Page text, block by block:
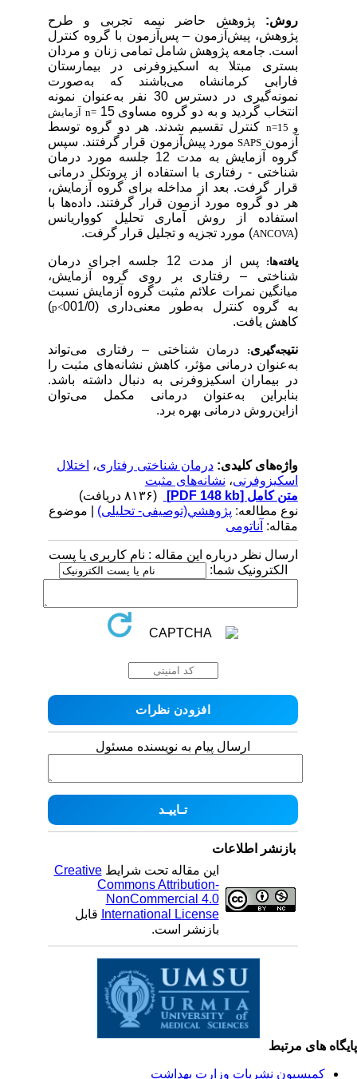
روش:
پژوهش حاضر نیمه تجربی و طرح
پژوهش، پیش‌آزمون – پس‌آزمون با گروه کنترل
است. جامعه پژوهش شامل تمامی زنان و مردان
بستری مبتلا به اسکیزوفرنی در بیمارستان
فارابی کرمانشاه می‌باشند که به‌صورت
نمونه‌گیری در دسترس 30 نفر به‌عنوان نمونه
انتخاب گردید و به دو گروه مساوی 15
n= آزمایش
و15
n=کنترل تقسیم شدند. هر دو گروه توسط
آزمونSAPSمورد پیش‌آزمون قرار گرفتند. سپس
گروه آزمایش به مدت 12 جلسه مورد درمان
شناختی - رفتاری با استفاده از پروتکل درمانی
قرار گرفت. بعد از مداخله برای گروه آزمایش،
هر دو گروه مورد آزمون قرار گرفتند. داده‌ها با
استفاده از روش آماری تحلیل کوواریانس
ANCOVA) مورد تجزیه و تجلیل قرار گرفت.
افته‌ها:
پس از مدت 12 جلسه اجرای درمان
شناختی – رفتاری بر روی گروه آزمایش،
میانگین نمرات علائم مثبت گروه آزمایش نسبت
به گروه کنترل به‌طور معنی‌داری (001/0
p<
)
کاهش یافت.
یجه‌گیری:درمان شناختی – رفتاری می‌تواند
به‌عنوان درمانی مؤثر، کاهش نشانه‌های مثبت را
در بیماران اسکیزوفرنی به دنبال داشته باشد.
بنابراین به‌عنوان درمانی مکمل می‌توان
ازاین‌روش درمانی بهره برد.
واژه‌های کلیدی:درمان شناختی رفتاری،اختلال
اسکیزوفرنی،نشانه‌های مثبت
متن کامل[PDF 148 kb]
نوع مطالعه:پژوهشي(توصیفی- تحلیلی) | موضوع
مقاله:آناتومی
ارسال نظر درباره این مقاله : نام کاربری یا پست
الکترونیک شما:
ارسال پیام به نویسنده مسئول
بازنشر اطلاعات
این مقاله تحت شرایطCreative
Commons Attribution-
NonCommercial 4.0
International Licenseقابل
بازنشر است.
های مرتبط
کمیسیون نشریات وزارت بهداشت